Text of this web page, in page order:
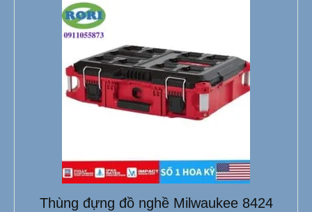
Thùng đựng đồ nghề Milwaukee 8424